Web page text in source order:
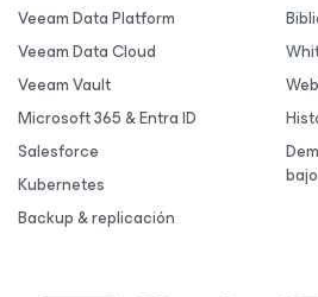
Veeam Data Platform
Veeam Data Cloud
Veeam Vault
Microsoft 365 & Entra ID
Salesforce
Kubernetes
Backup & replicación